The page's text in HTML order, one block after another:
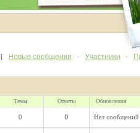
[ Новые сообщения · Участники ·
Темы Ответы Обновления
0 0 Нет сообщений